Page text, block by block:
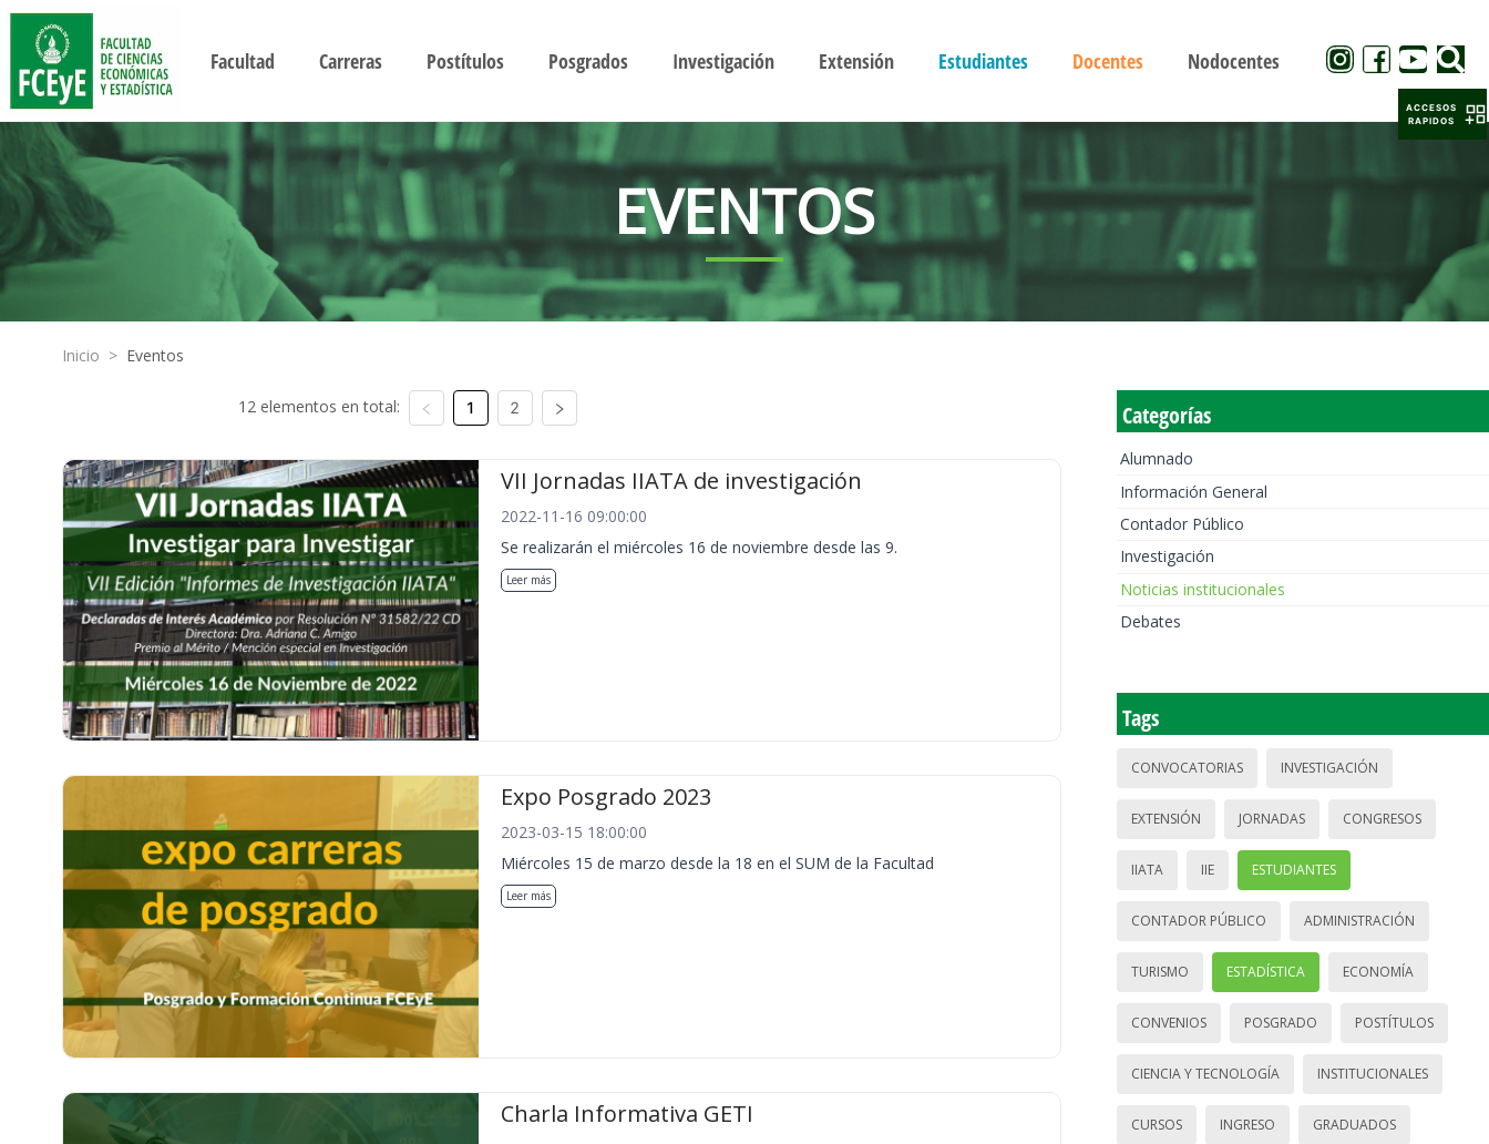
Facultad Carreras Postítulos Posgrados Investigación Extensión Estudiantes Docentes Nodocentes
EVENTOS
Inicio > Eventos
12 elementos en total: 1 2
VII Jornadas IIATA de investigación
2022-11-16 09:00:00
Se realizarán el miércoles 16 de noviembre desde las 9.
Leer más
Expo Posgrado 2023
2023-03-15 18:00:00
Miércoles 15 de marzo desde la 18 en el SUM de la Facultad
Leer más
Charla Informativa GETI
Categorías
Alumnado
Información General
Contador Público
Investigación
Noticias institucionales
Debates
Tags
CONVOCATORIAS INVESTIGACIÓN
EXTENSIÓN JORNADAS CONGRESOS
IIATA IIE ESTUDIANTES
CONTADOR PÚBLICO ADMINISTRACIÓN
TURISMO ESTADÍSTICA ECONOMÍA
CONVENIOS POSGRADO POSTÍTULOS
CIENCIA Y TECNOLOGÍA INSTITUCIONALES
CURSOS INGRESO GRADUADOS
ACCESOS
RAPIDOS